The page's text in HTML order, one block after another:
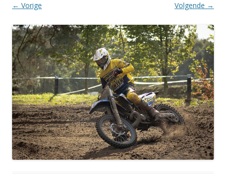
← Vorige Volgende →